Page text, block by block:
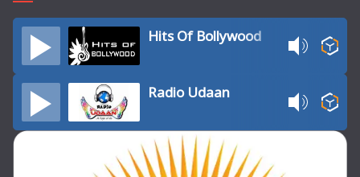
Hits Of Bollywood
Radio Udaan